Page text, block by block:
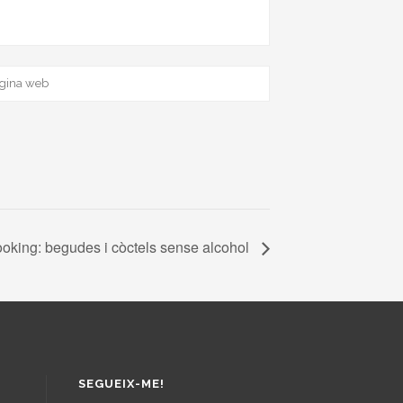
begudes i còctels sense alcohol
SEGUEIX-ME!